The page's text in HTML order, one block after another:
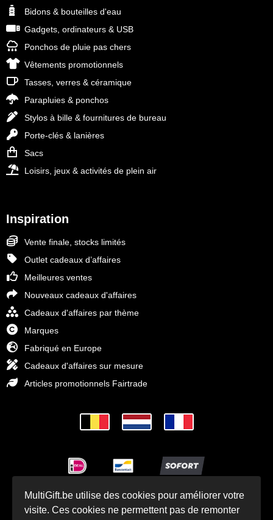
Bidons & bouteilles d'eau
Gadgets, ordinateurs & USB
Ponchos de pluie pas chers
Vêtements promotionnels
Tasses, verres & céramique
Parapluies & ponchos
Stylos à bille & fournitures de bureau
Porte-clés & lanières
Sacs
Loisirs, jeux & activités de plein air
Inspiration
Vente finale, stocks limités
Outlet cadeaux d’affaires
Meilleures ventes
Nouveaux cadeaux d'affaires
Cadeaux d'affaires par thème
Marques
Fabriqué en Europe
Cadeaux d'affaires sur mesure
Articles promotionnels Fairtrade
© Cadeaux d'affaires MultiGift 1993 - 2025
MultiGift.be utilise des cookies pour améliorer votre
visite. Ces cookies ne permettent pas de remonter